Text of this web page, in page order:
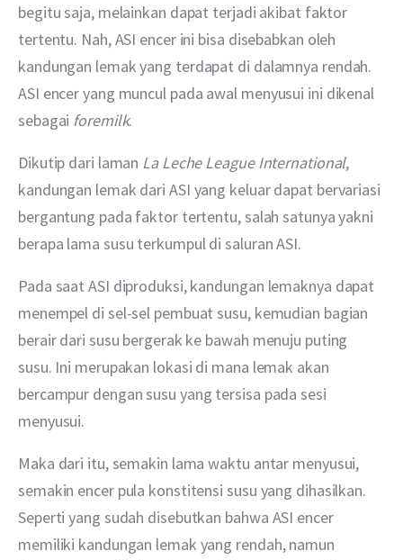
begitu saja, melainkan dapat terjadi akibat faktor
tertentu. Nah, ASI encer ini bisa disebabkan oleh
kandungan lemak yang terdapat di dalamnya rendah.
ASI encer yang muncul pada awal menyusui ini dikenal
sebagai foremilk.
Dikutip dari laman La Leche League International,
kandungan lemak dari ASI yang keluar dapat bervariasi
bergantung pada faktor tertentu, salah satunya yakni
berapa lama susu terkumpul di saluran ASI.
Pada saat ASI diproduksi, kandungan lemaknya dapat
menempel di sel-sel pembuat susu, kemudian bagian
berair dari susu bergerak ke bawah menuju puting
susu. Ini merupakan lokasi di mana lemak akan
bercampur dengan susu yang tersisa pada sesi
menyusui.
Maka dari itu, semakin lama waktu antar menyusui,
semakin encer pula konstitensi susu yang dihasilkan.
Seperti yang sudah disebutkan bahwa ASI encer
memiliki kandungan lemak yang rendah, namun